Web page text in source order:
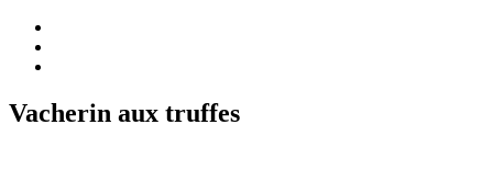
Vacherin aux truffes